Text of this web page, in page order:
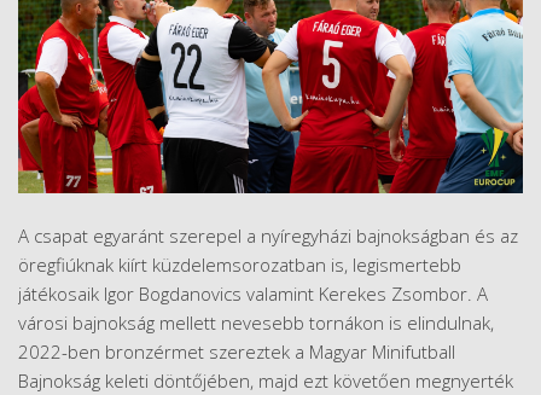
A csapat egyaránt szerepel a nyíregyházi bajnokságban és az
öregfiúknak kiírt küzdelemsorozatban is, legismertebb
játékosaik Igor Bogdanovics valamint Kerekes Zsombor. A
városi bajnokság mellett nevesebb tornákon is elindulnak,
2022-ben bronzérmet szereztek a Magyar Minifutball
Bajnokság keleti döntőjében, majd ezt követően megnyerték